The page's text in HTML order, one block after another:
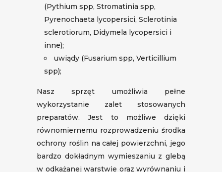
(Pythium spp, Stromatinia spp,
Pyrenochaeta lycopersici, Sclerotinia
sclerotiorum, Didymela lycopersici i
inne);
uwiądy (Fusarium spp, Verticillium
spp);
Nasz sprzęt umożliwia pełne
wykorzystanie zalet stosowanych
preparatów. Jest to możliwe dzięki
równomiernemu rozprowadzeniu środka
ochrony roślin na całej powierzchni, jego
bardzo dokładnym wymieszaniu z glebą
w odkażanej warstwie oraz wyrównaniu i